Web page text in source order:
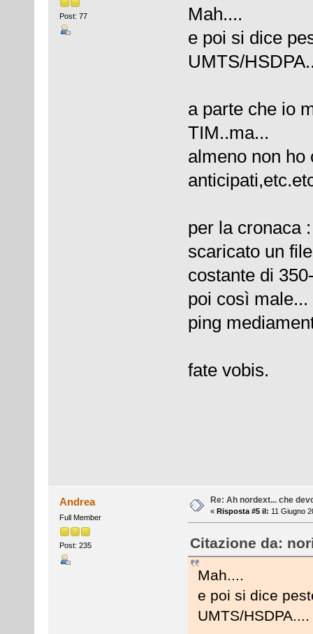
Post: 77
Mah....
e poi si dice
UMTS/
a parte che io
TIM..ma...
almeno non ho
per la cronaca
scaricato un
costante di
poi così male...
ping
fate vobis.
Andrea
Full Member
Post: 235
Re: Ah nordext... che
« Risposta #5 il: 11 Giugno
Citazione da:
Mah....
e poi si dice
UMTS/HSDPA....